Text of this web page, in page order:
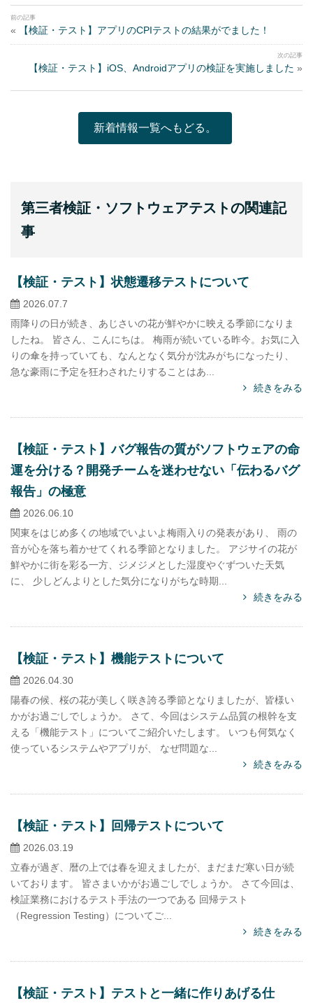
« 【検証・テスト】アプリのCPIテストの結果がでました！
【検証・テスト】iOS、Androidアプリの検証を実施しました »
新着情報一覧へもどる。
第三者検証・ソフトウェアテストの関連記
事
【検証・テスト】状態遷移テストについて
2026.07.7
雨降りの日が続き、あじさいの花が鮮やかに映える季節になりま
したね。 皆さん、こんにちは。 梅雨が続いている昨今。お気に入
りの傘を持っていても、なんとなく気分が沈みがちになったり、
急な豪雨に予定を狂わされたりすることはあ...
続きをみる
【検証・テスト】バグ報告の質がソフトウェアの命
運を分ける？開発チームを迷わせない「伝わるバグ
報告」の極意
2026.06.10
関東をはじめ多くの地域でいよいよ梅雨入りの発表があり、 雨の
音が心を落ち着かせてくれる季節となりました。 アジサイの花が
鮮やかに街を彩る一方、ジメジメとした湿度やぐずついた天気
に、 少しどんよりとした気分になりがちな時期...
続きをみる
【検証・テスト】機能テストについて
2026.04.30
陽春の候、桜の花が美しく咲き誇る季節となりましたが、皆様い
かがお過ごしでしょうか。 さて、今回はシステム品質の根幹を支
える「機能テスト」についてご紹介いたします。 いつも何気なく
使っているシステムやアプリが、 なぜ問題な...
続きをみる
【検証・テスト】回帰テストについて
2026.03.19
立春が過ぎ、暦の上では春を迎えましたが、まだまだ寒い日が続
いております。 皆さまいかがお過ごしでしょうか。 さて今回は、
検証業務におけるテスト手法の一つである 回帰テスト
（Regression Testing）についてご...
続きをみる
【検証・テスト】テストと一緒に作りあげる仕